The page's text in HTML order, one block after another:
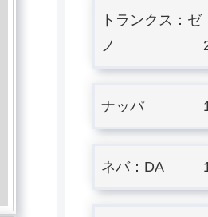
トランクス：ゼ
ノ
ナッパ
ネバ：DA